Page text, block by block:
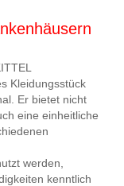
Kleidungsstück
Er bietet nicht
eine einheitliche
werden,
kenntlich